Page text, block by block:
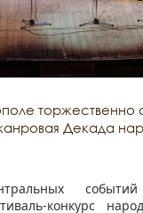
торжественно
Декада
конкурс